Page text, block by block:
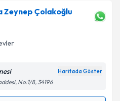
Zeynep Çolakoğlu
Haritada Göster
No:1/8, 34196